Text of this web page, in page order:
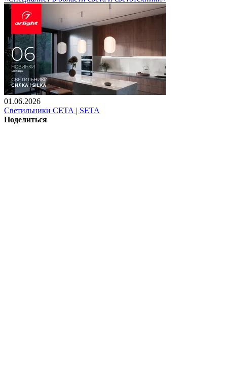
01.06.2026
Светильники СЕТА | SETA
Поделиться